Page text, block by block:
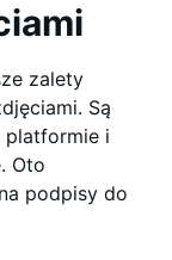
zalety
Są
platformie i
Oto
podpisy do